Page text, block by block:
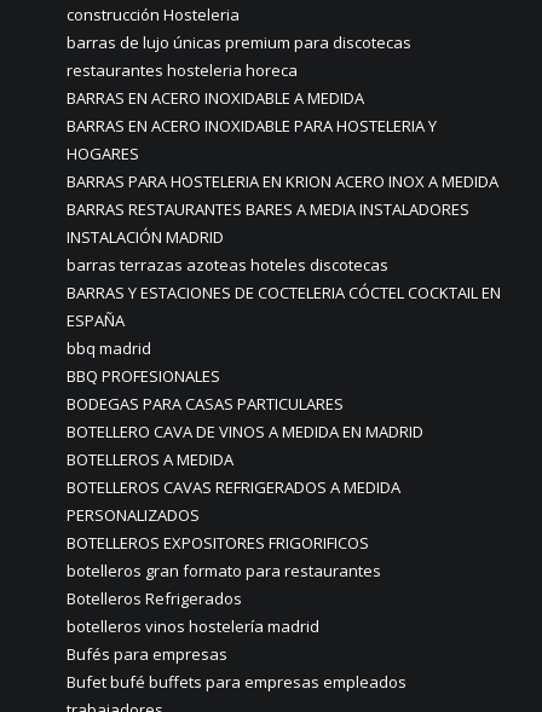
construcción Hosteleria
barras de lujo únicas premium para discotecas
restaurantes hosteleria horeca
BARRAS EN ACERO INOXIDABLE A MEDIDA
BARRAS EN ACERO INOXIDABLE PARA HOSTELERIA Y
HOGARES
BARRAS PARA HOSTELERIA EN KRION ACERO INOX A MEDIDA
BARRAS RESTAURANTES BARES A MEDIA INSTALADORES
INSTALACIÓN MADRID
barras terrazas azoteas hoteles discotecas
BARRAS Y ESTACIONES DE COCTELERIA CÓCTEL COCKTAIL EN
ESPAÑA
bbq madrid
BBQ PROFESIONALES
BODEGAS PARA CASAS PARTICULARES
BOTELLERO CAVA DE VINOS A MEDIDA EN MADRID
BOTELLEROS A MEDIDA
BOTELLEROS CAVAS REFRIGERADOS A MEDIDA
PERSONALIZADOS
BOTELLEROS EXPOSITORES FRIGORIFICOS
botelleros gran formato para restaurantes
Botelleros Refrigerados
botelleros vinos hostelería madrid
Bufés para empresas
Bufet bufé buffets para empresas empleados